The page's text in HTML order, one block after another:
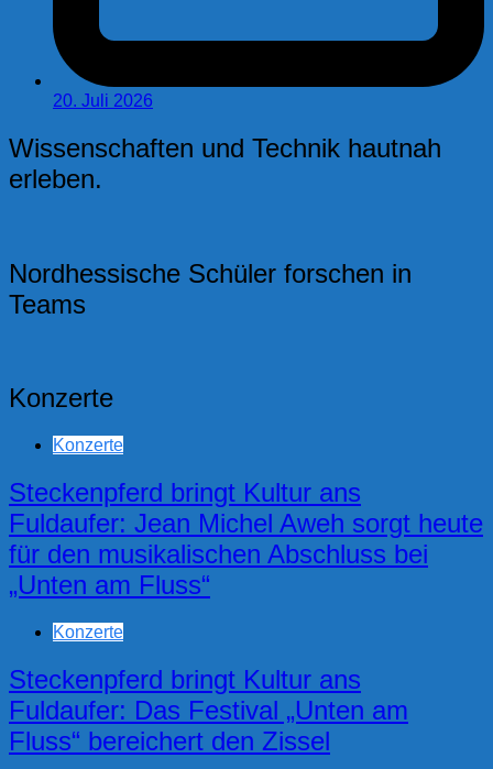
20. Juli 2026
Wissenschaften und Technik hautnah
erleben.
Nordhessische Schüler forschen in
Teams
Konzerte
Konzerte
Steckenpferd bringt Kultur ans
Fuldaufer: Jean Michel Aweh sorgt heute
für den musikalischen Abschluss bei
„Unten am Fluss“
Konzerte
Steckenpferd bringt Kultur ans
Fuldaufer: Das Festival „Unten am
Fluss“ bereichert den Zissel